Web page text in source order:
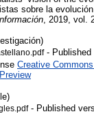
sobre la
, 2019, vol.
- Published
Creative
Preview
- Published